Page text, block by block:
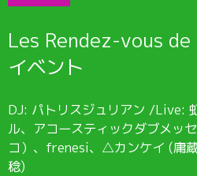
Les Rendez-vous
イベント
DJ: パトリスジュリアン /Live:
ル、アコースティックダブメッ
コ）、frenesi、△カンケイ (庸
稔)